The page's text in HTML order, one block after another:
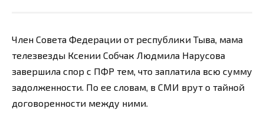
Член Совета Федерации от республики Тыва, мама
телезвезды Ксении Собчак Людмила Нарусова
завершила спор с ПФР тем, что заплатила всю сумму
задолженности. По ее словам, в СМИ врут о тайной
договоренности между ними.